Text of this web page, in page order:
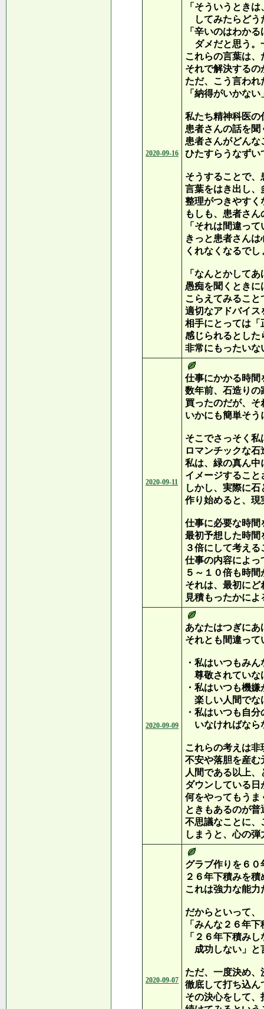
2020-09-16
「そういうとき
してみたらどう
「辛いのはわか
ダメだと思う。
これらの言葉は
それで解決する
ただ、こう言わ
「納得がいかな
私たち精神科医の
患者さんの話を
患者さんがどん
ひたすらうなずい
そうすることで
言葉をはき出し、
整理がつきやすく
もしも、患者さん
「それは間違っ
きっと患者さん
くれなくなるでし
「なんとかして
愚痴を聞くとき
こらえてみること
適切なアドバイス
相手にとっては「
感じられるとした
非常にもったいな
2020-09-11
仕事にかかる時間
数年前、石造りの
買ったのだが、そ
いかにも簡単そ
そこでさっそく
ロマンチックな
私は、緑の真ん中
イメージすること
しかし、実際に
作り始めると、現
仕事に必要な時間
最初予想した時間
３倍にして考え
仕事の内容によっ
５～１０倍も時
それは、最初にど
見積もったかによ
2020-09-09
あなたはつぎに
それとも間違って
・私はいつもみ
尊敬されていな
・私はいつも機
楽しい人間でな
・私はいつも自
いなければなら
これらの考えは
不安や落胆を産む
人間である以上
ダウンしている
何をやってもうま
ときもあるのが普
不思議なことに、
しまうと、心の
2020-09-07
グラブ作りを６
２６年下積みを積
これは強力な能力
だからといって、
「みんな２６年
「２６年下積み
成功しない」と
ただ、一度決め
徹底して打ち込ん
その決心をして